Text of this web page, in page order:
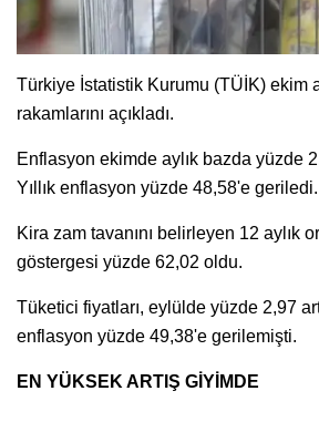
Türkiye İstatistik Kurumu (TÜİK) ekim
rakamlarını açıkladı.
Enflasyon ekimde aylık bazda yüzde
Yıllık enflasyon yüzde 48,58'e geriledi.
Kira zam tavanını belirleyen 12 aylık
göstergesi yüzde 62,02 oldu.
Tüketici fiyatları, eylülde yüzde 2,97
enflasyon yüzde 49,38'e gerilemişti.
EN YÜKSEK ARTIŞ GİYİMDE